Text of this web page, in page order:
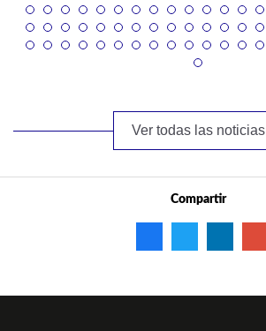
Ver todas las noticias
Compartir